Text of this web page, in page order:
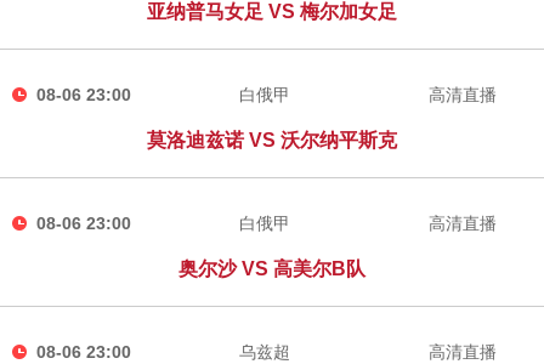
亚纳普马女足 VS 梅尔加女足
08-06 23:00 白俄甲
莫洛迪兹诺 VS 沃尔纳平斯克
高清直播
08-06 23:00 白俄甲
奥尔沙 VS 高美尔B队
高清直播
08-06 23:00 乌兹超 高清直播